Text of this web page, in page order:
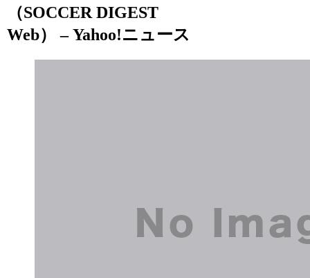
（SOCCER DIGEST
Web） – Yahoo!ニュース